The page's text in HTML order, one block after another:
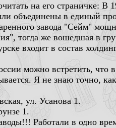
на его страничке: В
объединены в единый
завода "Сейм"
тогда же вошедшая в
входит в состав
можно встретить,
Я не знаю точно,
ул. Усанова 1.
1.
Работали в одно